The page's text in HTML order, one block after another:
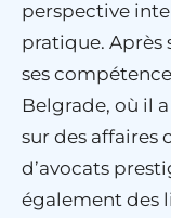
perspective
pratique. Après
ses
Belgrade, où il
sur des affaires
d’avocats
également des